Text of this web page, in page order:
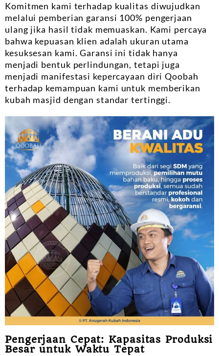
Komitmen kami terhadap kualitas diwujudkan
melalui pemberian garansi 100% pengerjaan
ulang jika hasil tidak memuaskan. Kami percaya
bahwa kepuasan klien adalah ukuran utama
kesuksesan kami. Garansi ini tidak hanya
menjadi bentuk perlindungan, tetapi juga
menjadi manifestasi kepercayaan diri Qoobah
terhadap kemampuan kami untuk memberikan
kubah masjid dengan standar tertinggi.
Pengerjaan Cepat: Kapasitas Produksi
Besar untuk Waktu Tepat